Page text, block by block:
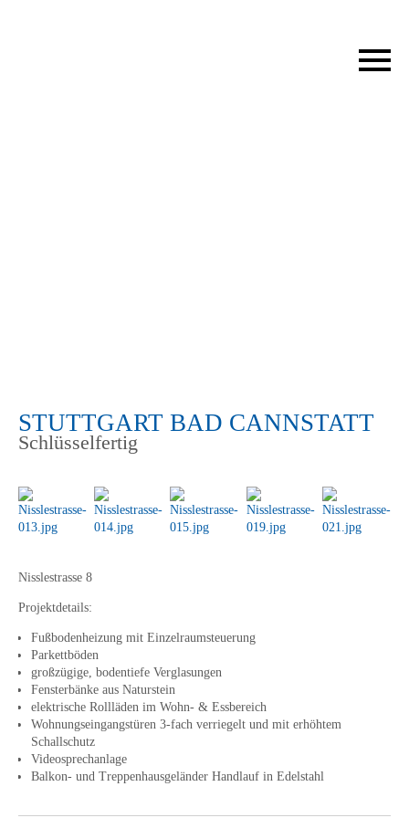
STUTTGART BAD CANNSTATT
Schlüsselfertig
Nisslestrasse 8
Projektdetails:
Fußbodenheizung mit Einzelraumsteuerung
Parkettböden
großzügige, bodentiefe Verglasungen
Fensterbänke aus Naturstein
elektrische Rollläden im Wohn- & Essbereich
Wohnungseingangstüren 3-fach verriegelt und mit erhöhtem
Schallschutz
Videosprechanlage
Balkon- und Treppenhausgeländer Handlauf in Edelstahl